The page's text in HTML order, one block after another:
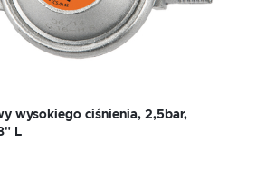
wysokiego ciśnienia, 2,5bar,
L